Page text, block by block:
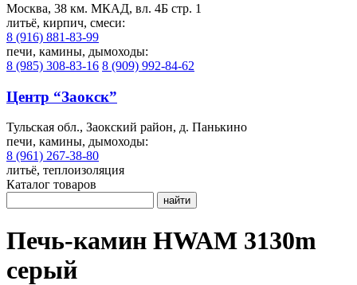
Москва, 38 км. МКАД, вл. 4Б стр. 1
литьё, кирпич, смеси:
8 (916) 881-83-99
печи, камины, дымоходы:
8 (985) 308-83-16 8 (909) 992-84-62
Центр “Заокск”
Тульская обл., Заокский район, д. Панькино
печи, камины, дымоходы:
8 (961) 267-38-80
литьё, теплоизоляция
Каталог товаров
найти
Печь-камин HWAM 3130m
серый